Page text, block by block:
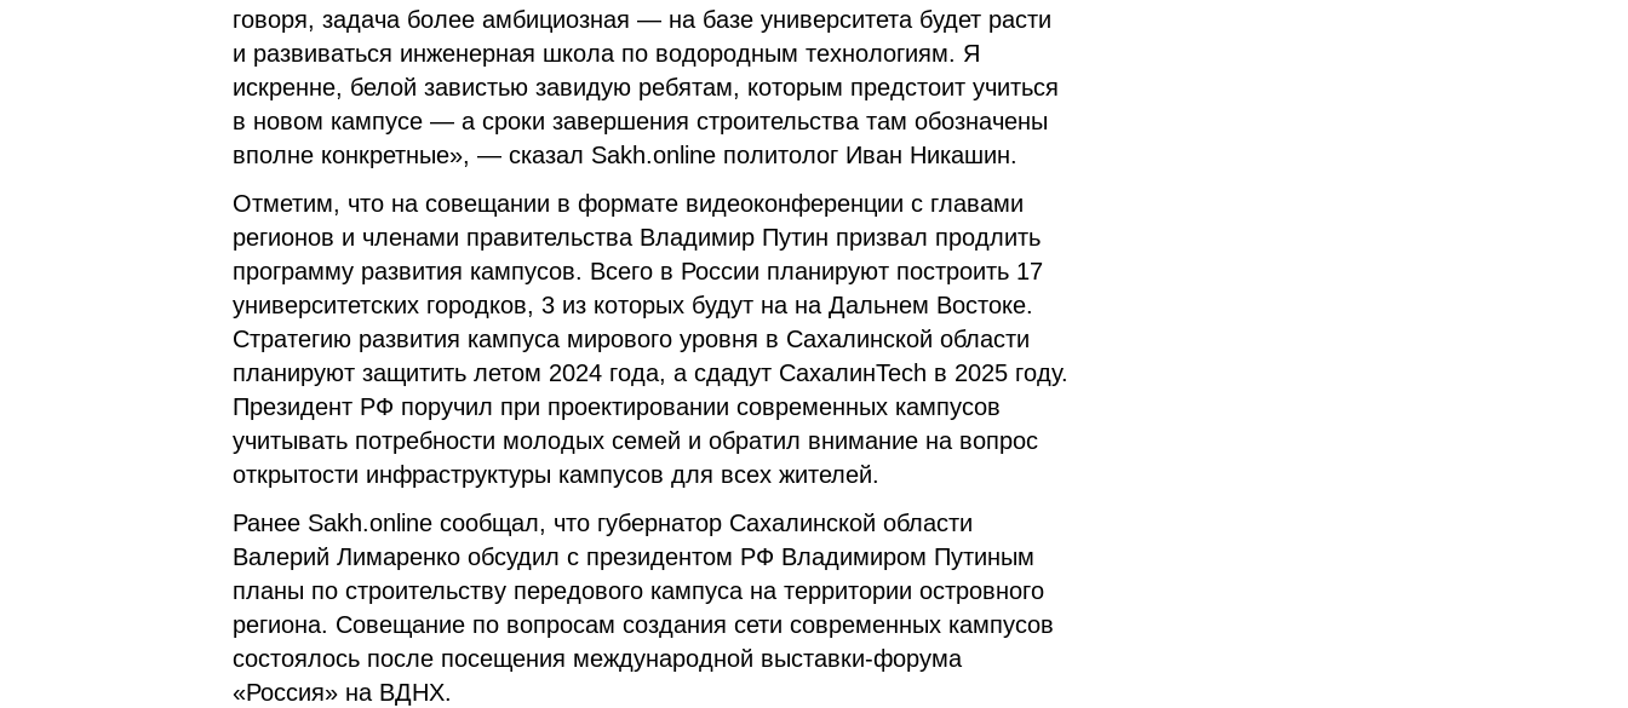
говоря, задача более амбициозная — на базе университета будет расти
и развиваться инженерная школа по водородным технологиям. Я
искренне, белой завистью завидую ребятам, которым предстоит учиться
в новом кампусе — а сроки завершения строительства там обозначены
вполне конкретные», — сказал Sakh.online политолог Иван Никашин.
Отметим, что на совещании в формате видеоконференции с главами
регионов и членами правительства Владимир Путин призвал продлить
программу развития кампусов. Всего в России планируют построить 17
университетских городков, 3 из которых будут на на Дальнем Востоке.
Стратегию развития кампуса мирового уровня в Сахалинской области
планируют защитить летом 2024 года, а сдадут СахалинTech в 2025 году.
Президент РФ поручил при проектировании современных кампусов
учитывать потребности молодых семей и обратил внимание на вопрос
открытости инфраструктуры кампусов для всех жителей.
Ранее Sakh.online сообщал, что губернатор Сахалинской области
Валерий Лимаренко обсудил с президентом РФ Владимиром Путиным
планы по строительству передового кампуса на территории островного
региона. Совещание по вопросам создания сети современных кампусов
состоялось после посещения международной выставки-форума
«Россия» на ВДНХ.